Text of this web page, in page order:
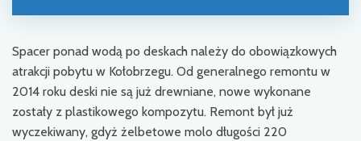
Spacer ponad wodą po deskach należy do obowiązkowych
atrakcji pobytu w Kołobrzegu. Od generalnego remontu w
2014 roku deski nie są już drewniane, nowe wykonane
zostały z plastikowego kompozytu. Remont był już
wyczekiwany, gdyż żelbetowe molo długości 220